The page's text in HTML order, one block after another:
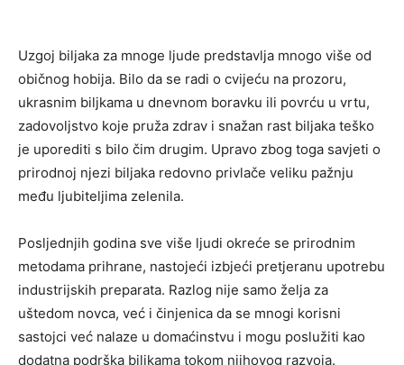
Uzgoj biljaka za mnoge ljude predstavlja mnogo više od
običnog hobija. Bilo da se radi o cvijeću na prozoru,
ukrasnim biljkama u dnevnom boravku ili povrću u vrtu,
zadovoljstvo koje pruža zdrav i snažan rast biljaka teško
je uporediti s bilo čim drugim. Upravo zbog toga savjeti o
prirodnoj njezi biljaka redovno privlače veliku pažnju
među ljubiteljima zelenila.
Posljednjih godina sve više ljudi okreće se prirodnim
metodama prihrane, nastojeći izbjeći pretjeranu upotrebu
industrijskih preparata. Razlog nije samo želja za
uštedom novca, već i činjenica da se mnogi korisni
sastojci već nalaze u domaćinstvu i mogu poslužiti kao
dodatna podrška biljkama tokom njihovog razvoja.